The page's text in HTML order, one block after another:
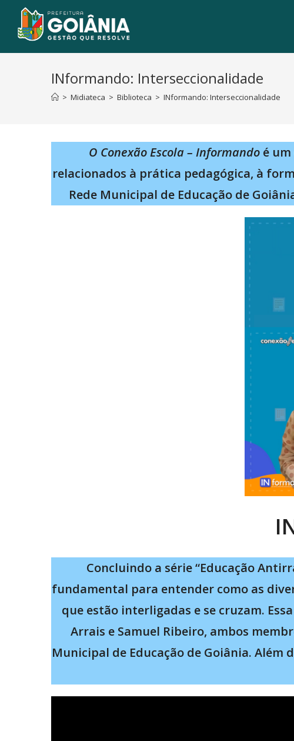
INformando: Interseccionalidade
> Midiateca > Biblioteca > INformando: Interseccionalidade
O Conexão Escola – Informando é
relacionados à prática pedagógica, à
Rede Municipal de Educação de
Concluindo a série “Educação
fundamental para entender como as
que estão interligadas e se cruzam.
Arrais e Samuel Ribeiro, ambos
Municipal de Educação de Goiânia.